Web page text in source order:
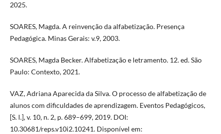
2025.
SOARES, Magda. A reinvenção da alfabetização. Presença
Pedagógica. Minas Gerais: v.9, 2003.
SOARES, Magda Becker. Alfabetização e letramento. 12. ed. São
Paulo: Contexto, 2021.
VAZ, Adriana Aparecida da Silva. O processo de alfabetização de
alunos com dificuldades de aprendizagem. Eventos Pedagógicos,
[S. l.], v. 10, n. 2, p. 689–699, 2019. DOI:
10.30681/reps.v10i2.10241. Disponível em: